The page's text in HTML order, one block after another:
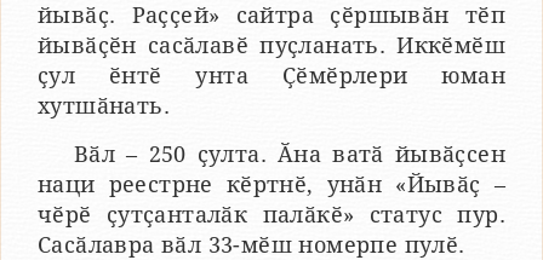
йывӑҫ. Раҫҫей» сайтра ҫӗршывӑн тӗп
йывӑҫӗн сасӑлавӗ пуҫланать. Иккӗмӗш
ҫул ӗнтӗ унта Ҫӗмӗрлери юман
хутшӑнать.
Вӑл – 250 ҫулта. Ӑна ватӑ йывӑҫсен
наци реестрне кӗртнӗ, унӑн «Йывӑҫ –
чӗрӗ ҫутҫанталӑк палӑкӗ» статус пур.
Сасӑлавра вӑл 33-мӗш номерпе пулӗ.